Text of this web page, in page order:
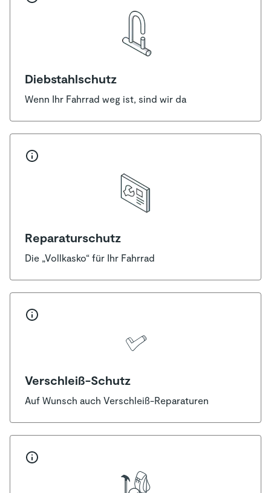
Diebstahlschutz
Wenn Ihr Fahrrad weg ist, sind wir da
Reparaturschutz
Die „Vollkasko“ für Ihr Fahrrad
Verschleiß-Schutz
Auf Wunsch auch Verschleiß-Reparaturen